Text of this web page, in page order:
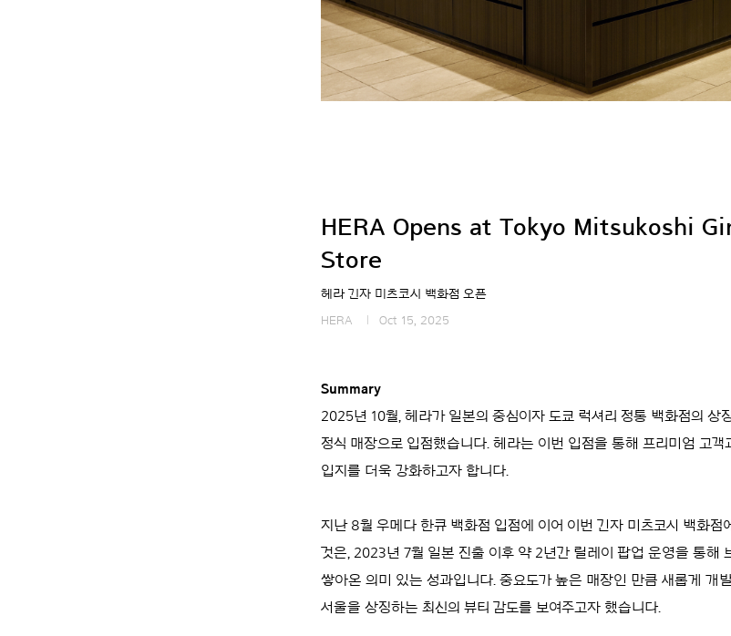
HERA Opens at Tokyo Mitsukoshi
Store
헤라 긴자 미츠코시 백화점 오픈
HERA Oct 15, 2025
Summary
2025년 10월, 헤라가 일본의 중심이자 도쿄 럭셔리 정통 백화점의 상
정식 매장으로 입점했습니다. 헤라는 이번 입점을 통해 프리미엄 고객
입지를 더욱 강화하고자 합니다.
지난 8월 우메다 한큐 백화점 입점에 이어 이번 긴자 미츠코시 백화점
것은, 2023년 7월 일본 진출 이후 약 2년간 릴레이 팝업 운영을 통해
쌓아온 의미 있는 성과입니다. 중요도가 높은 매장인 만큼 새롭게 개
서울을 상징하는 최신의 뷰티 감도를 보여주고자 했습니다.